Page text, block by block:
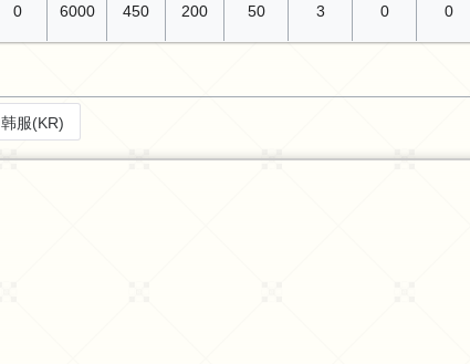
0 6000 450 200 50 3 0 0
韩服(KR)